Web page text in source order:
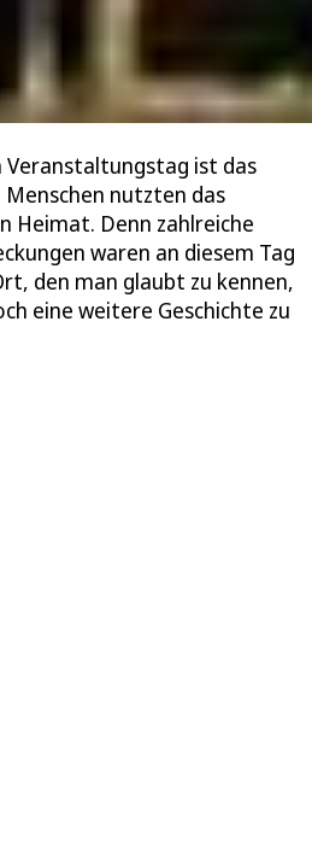
Veranstaltungstag ist das
Menschen nutzten das
Heimat. Denn zahlreiche
waren an diesem Tag
den man glaubt zu kennen,
eine weitere Geschichte zu